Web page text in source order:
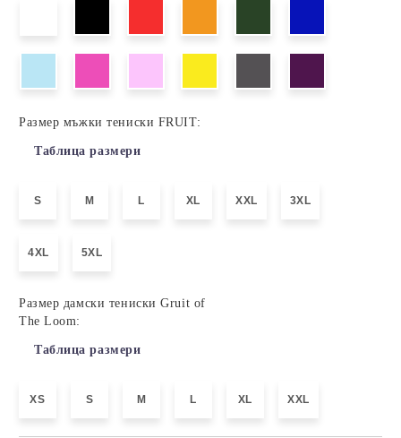
Размер мъжки тениски FRUIT:
Таблица размери
S M L XL XXL 3XL
4XL 5XL
Размер дамски тениски Gruit of
The Loom:
Таблица размери
XS S M L XL XXL